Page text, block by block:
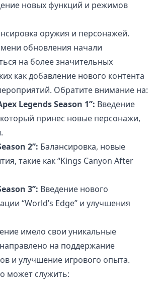
новых функций и режимов
оружия и персонажей.
обновления начали
на более значительных
как добавление нового контента
Обратите внимание на:
Legends Season 1”: Введение
принес новые персонажи,
2”: Балансировка, новые
такие как “Kings Canyon After
3”: Введение нового
“World’s Edge” и улучшения
имело свои уникальные
на поддержание
и улучшение игрового опыта.
может служить: